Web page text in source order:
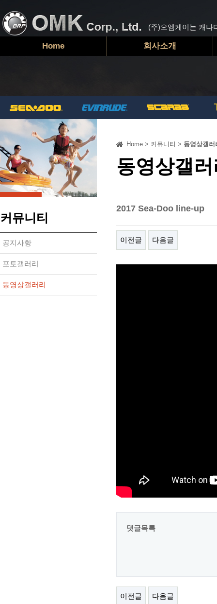
(주)오엠케이는 캐나
Home 회사소개
커뮤니티
공지사항
포토갤러리
동영상갤러리
Home > 커뮤니티 > 동영상갤러
동영상갤
2017 Sea-Doo line-up
이전글 다음글
댓글목록
이전글 다음글